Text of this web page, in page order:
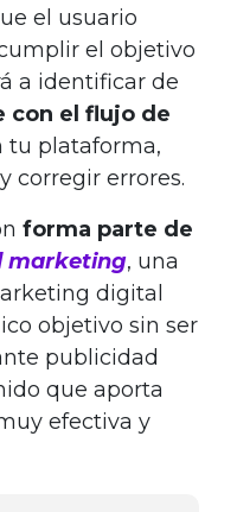
el usuario
el objetivo
a identificar de
con el flujo de
tu plataforma,
corregir errores.
forma parte de
marketing, una
digital
objetivo sin ser
publicidad
que aporta
efectiva y